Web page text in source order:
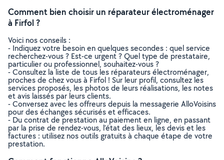
Comment bien choisir un réparateur électroménager
à Firfol ?
Voici nos conseils :
- Indiquez votre besoin en quelques secondes : quel service
recherchez-vous ? Est-ce urgent ? Quel type de prestataire,
particulier ou professionnel, souhaitez-vous ?
- Consultez la liste de tous les réparateurs électroménager,
proches de chez vous à Firfol ! Sur leur profil, consultez les
services proposés, les photos de leurs réalisations, les notes
et avis laissés par leurs clients.
- Conversez avec les offreurs depuis la messagerie AlloVoisins
pour des échanges sécurisés et efficaces.
- Du contrat de prestation au paiement en ligne, en passant
par la prise de rendez-vous, l’état des lieux, les devis et les
factures : utilisez nos outils gratuits à chaque étape de votre
prestation.